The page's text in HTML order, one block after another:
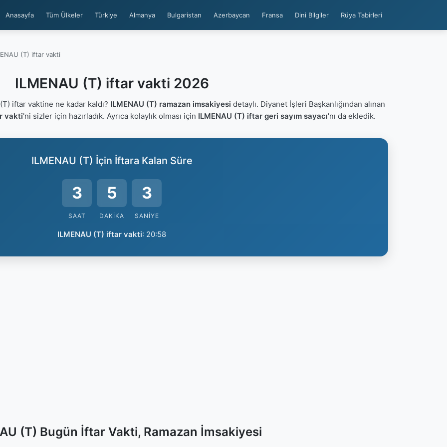
Anasayfa Tüm Ülkeler Türkiye Almanya Bulgaristan Azerbaycan Fransa Dini Bilgiler Rüya Tabirleri
(T) iftar vakti
ILMENAU (T) iftar vakti 2026
iftar vaktine ne kadar kaldı? ILMENAU (T) ramazan imsakiyesi detaylı. Diyanet İşleri Başkanlığından alınan
vakti'ni sizler için hazırladık. Ayrıca kolaylık olması için ILMENAU (T) iftar geri sayım sayacı'nı da ekledik.
ILMENAU (T) İçin İftara Kalan Süre
3
SAAT
5
DAKIKA
2
SANIYE
ILMENAU (T) iftar vakti: 20:58
(T) Bugün İftar Vakti, Ramazan İmsakiyesi